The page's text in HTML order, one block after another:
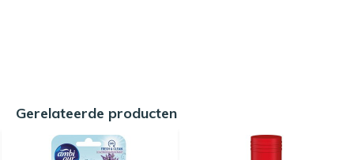
Gerelateerde producten